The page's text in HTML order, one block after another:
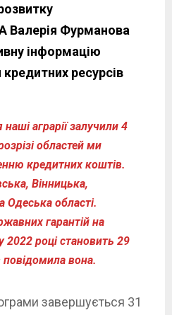
Валерія Фурманова
інформацію
ресурсів
аграрії залучили 4
областей ми
кредитних коштів.
Вінницька,
Одеська області.
гарантій на
2022 році становить 29
вона.
завершується 31